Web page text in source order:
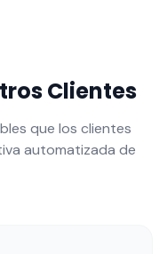
Clientes
que los clientes
automatizada de